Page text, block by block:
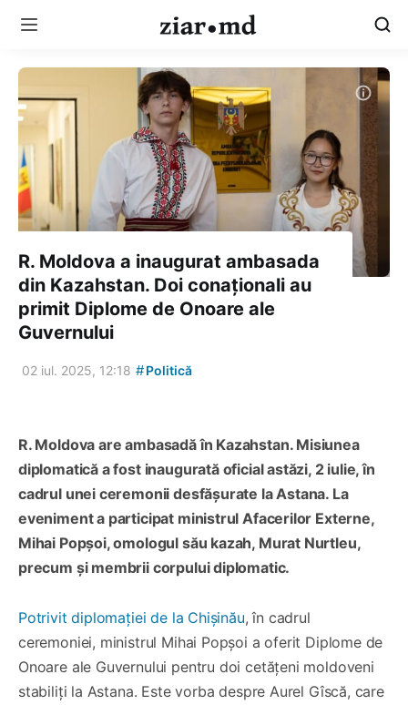
R. Moldova a inaugurat ambasada
din Kazahstan. Doi conaționali au
primit Diplome de Onoare ale
Guvernului
02 iul. 2025, 12:18 #Politică
R.Moldova are ambasadă în Kazahstan. Misiunea
diplomatică a fost inaugurată oficial astăzi, 2 iulie,în
cadrul unei ceremonii desfășurate la Astana. La
eveniment a participat ministrul Afacerilor Externe,
Mihai Popșoi,omologul său kazah, Murat Nurtleu,
precum șimembriicorpului diplomatic.
Potrivit diplomației de la Chișinău, în cadrul
ceremoniei, ministrul Mihai Popșoi a oferit Diplome de
Onoare ale Guvernului pentru doi cetățeni moldoveni
stabiliți la Astana. Este vorba despre Aurel Gîscă, care